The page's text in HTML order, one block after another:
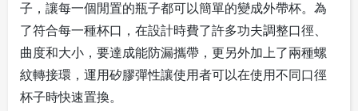
子，讓每一個閒置的瓶子都可以簡單的變成外帶杯。為
了符合每一種杯口，在設計時費了許多功夫調整口徑、
曲度和大小，要達成能防漏攜帶，更另外加上了兩種螺
紋轉接環，運用矽膠彈性讓使用者可以在使用不同口徑
杯子時快速置換。